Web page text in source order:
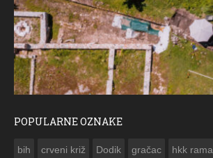
POPULARNE OZNAKE
bih crveni križ Dodik gračac hkk rama